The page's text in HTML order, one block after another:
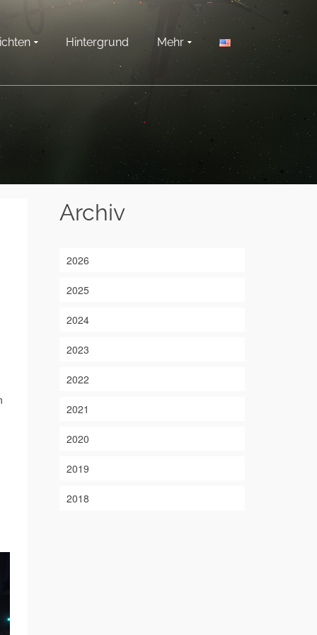
Hintergrund Mehr
Archiv
2026
2025
2024
2023
2022
2021
2020
2019
2018